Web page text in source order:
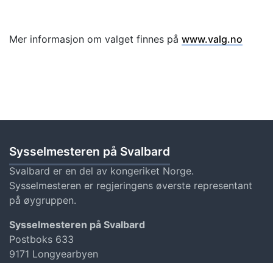
Mer informasjon om valget finnes på www.valg.no
Sysselmesteren på Svalbard
Svalbard er en del av kongeriket Norge.
Sysselmesteren er regjeringens øverste representant
på øygruppen.
Sysselmesteren på Svalbard
Postboks 633
9171 Longyearbyen